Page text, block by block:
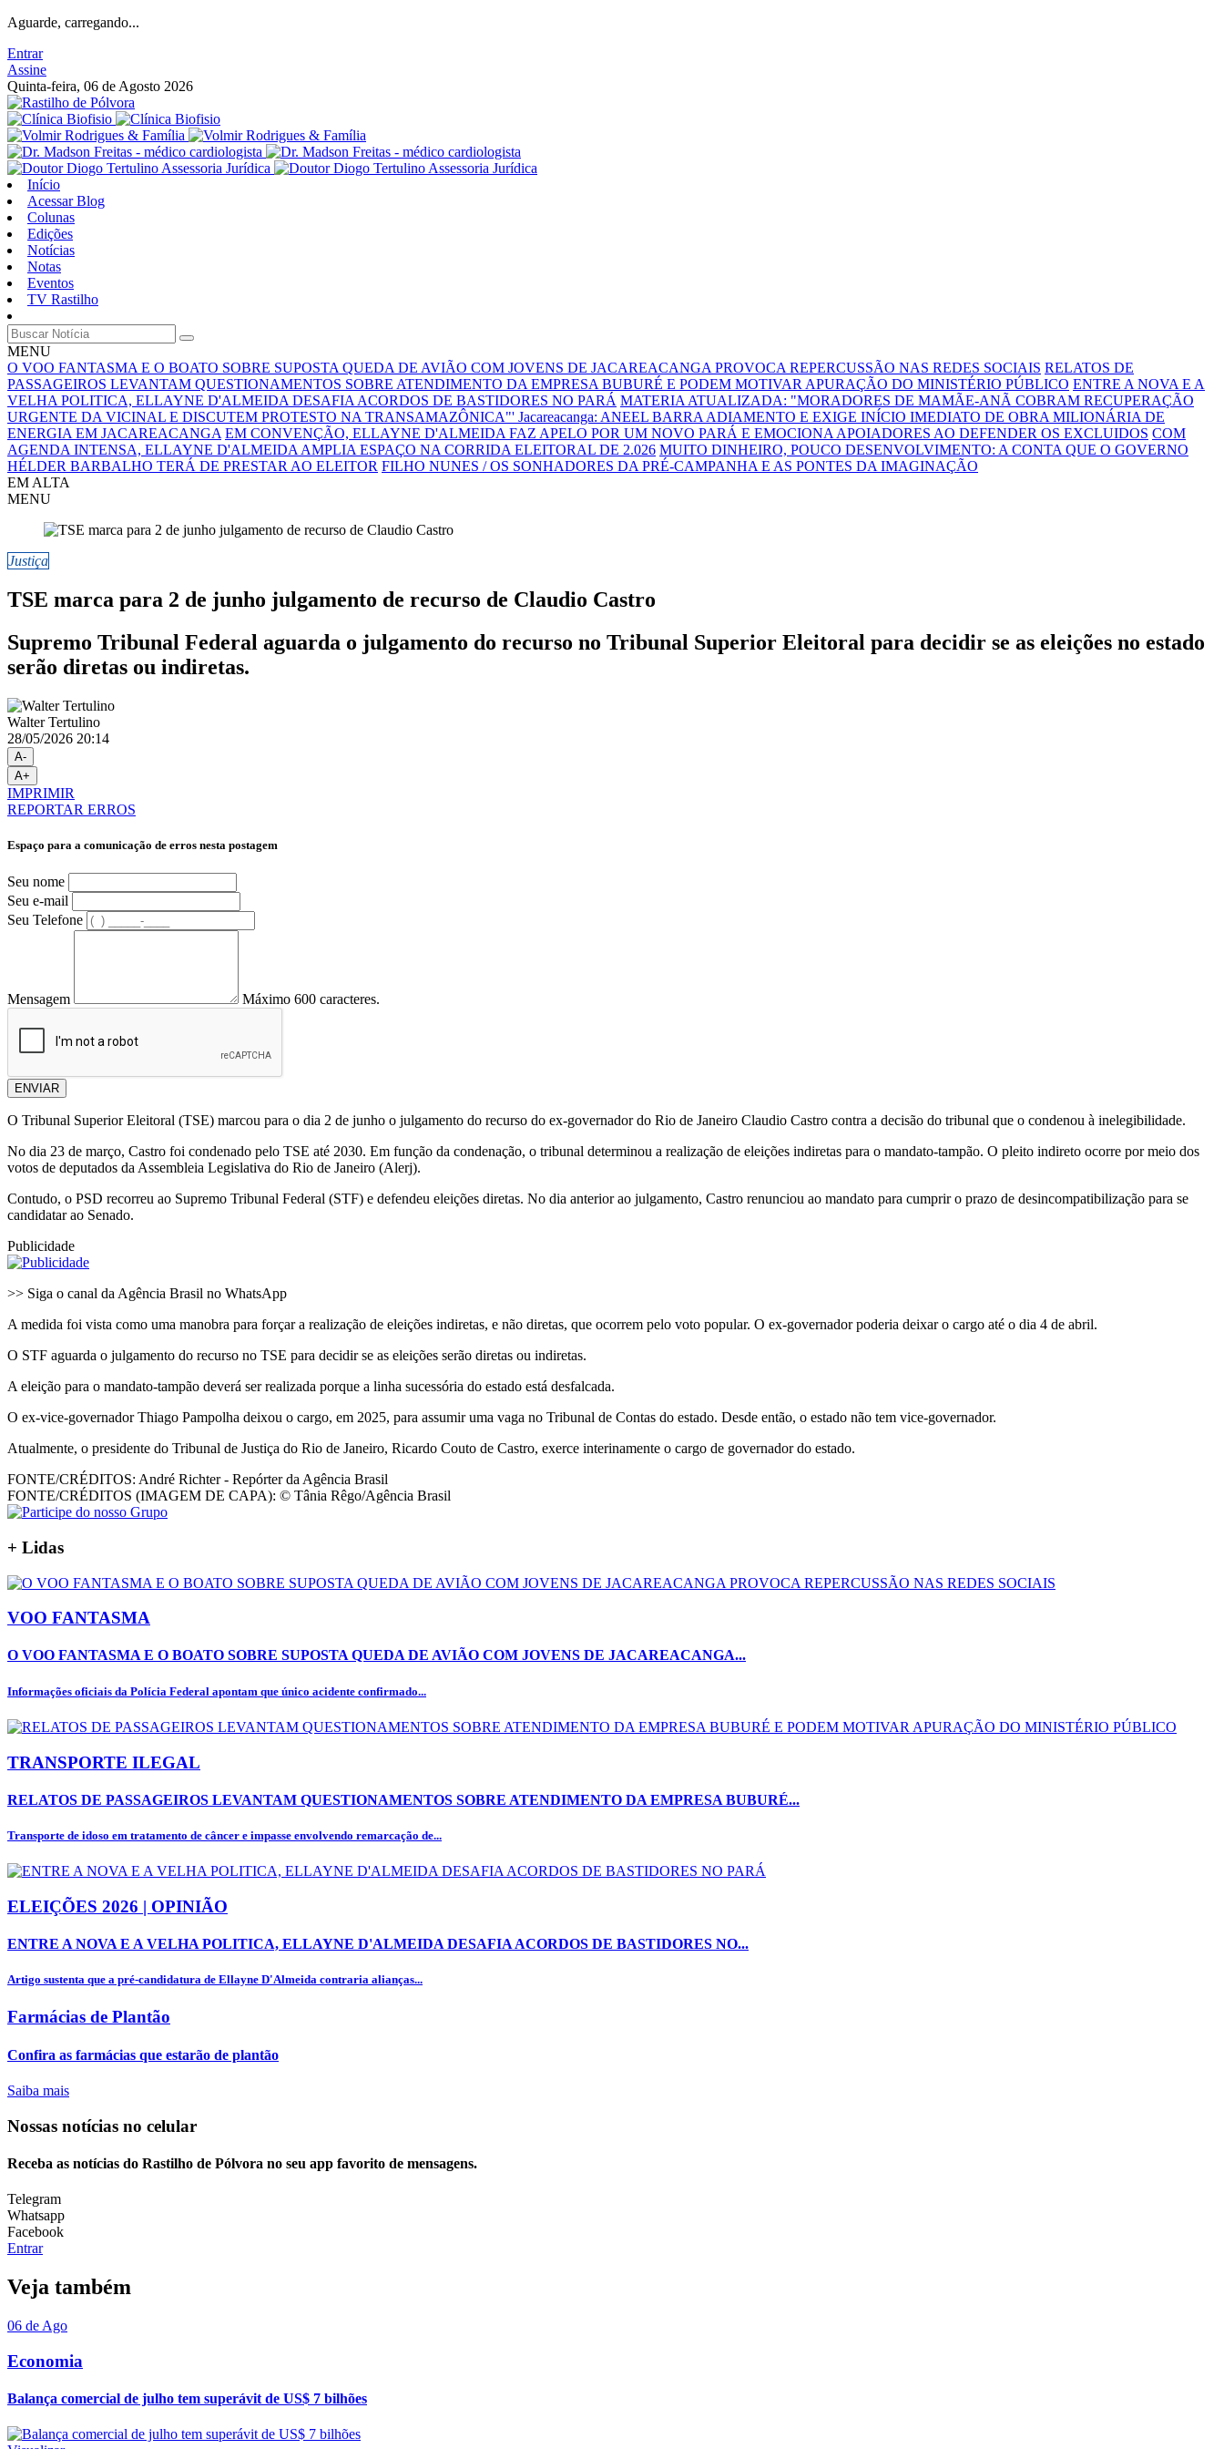
Aguarde, carregando...
Entrar
Assine
Quinta-feira, 06 de Agosto 2026
Início
Acessar Blog
Colunas
Edições
Notícias
Notas
Eventos
TV Rastilho
MENU
O VOO FANTASMA E O BOATO SOBRE SUPOSTA QUEDA DE AVIÃO COM JOVENS DE JACAREACANGA PROVOCA REPERCUSSÃO NAS REDES SOCIAIS RELATOS DE
PASSAGEIROS LEVANTAM QUESTIONAMENTOS SOBRE ATENDIMENTO DA EMPRESA BUBURÉ E PODEM MOTIVAR APURAÇÃO DO MINISTÉRIO PÚBLICO ENTRE A NOVA E A
VELHA POLITICA, ELLAYNE D'ALMEIDA DESAFIA ACORDOS DE BASTIDORES NO PARÁ MATERIA ATUALIZADA: "MORADORES DE MAMÃE-ANÃ COBRAM RECUPERAÇÃO
URGENTE DA VICINAL E DISCUTEM PROTESTO NA TRANSAMAZÔNICA"' Jacareacanga: ANEEL BARRA ADIAMENTO E EXIGE INÍCIO IMEDIATO DE OBRA MILIONÁRIA DE
ENERGIA EM JACAREACANGA EM CONVENÇÃO, ELLAYNE D'ALMEIDA FAZ APELO POR UM NOVO PARÁ E EMOCIONA APOIADORES AO DEFENDER OS EXCLUIDOS COM
AGENDA INTENSA, ELLAYNE D'ALMEIDA AMPLIA ESPAÇO NA CORRIDA ELEITORAL DE 2.026 MUITO DINHEIRO, POUCO DESENVOLVIMENTO: A CONTA QUE O GOVERNO
HÉLDER BARBALHO TERÁ DE PRESTAR AO ELEITOR FILHO NUNES / OS SONHADORES DA PRÉ-CAMPANHA E AS PONTES DA IMAGINAÇÃO
EM ALTA
MENU
Justiça
TSE marca para 2 de junho julgamento de recurso de Claudio Castro
Supremo Tribunal Federal aguarda o julgamento do recurso no Tribunal Superior Eleitoral para decidir se as eleições no estado
serão diretas ou indiretas.
Walter Tertulino
28/05/2026 20:14
A-
A+
IMPRIMIR
REPORTAR ERROS
Espaço para a comunicação de erros nesta postagem
Seu nome
Seu e-mail
Seu Telefone
Mensagem Máximo 600 caracteres.
ENVIAR
O Tribunal Superior Eleitoral (TSE) marcou para o dia 2 de junho o julgamento do recurso do ex-governador do Rio de Janeiro Claudio Castro contra a decisão do tribunal que o condenou à inelegibilidade.
No dia 23 de março, Castro foi condenado pelo TSE até 2030. Em função da condenação, o tribunal determinou a realização de eleições indiretas para o mandato-tampão. O pleito indireto ocorre por meio dos
votos de deputados da Assembleia Legislativa do Rio de Janeiro (Alerj).
Contudo, o PSD recorreu ao Supremo Tribunal Federal (STF) e defendeu eleições diretas. No dia anterior ao julgamento, Castro renunciou ao mandato para cumprir o prazo de desincompatibilização para se
candidatar ao Senado.
Publicidade
>> Siga o canal da Agência Brasil no WhatsApp
A medida foi vista como uma manobra para forçar a realização de eleições indiretas, e não diretas, que ocorrem pelo voto popular. O ex-governador poderia deixar o cargo até o dia 4 de abril.
O STF aguarda o julgamento do recurso no TSE para decidir se as eleições serão diretas ou indiretas.
A eleição para o mandato-tampão deverá ser realizada porque a linha sucessória do estado está desfalcada.
O ex-vice-governador Thiago Pampolha deixou o cargo, em 2025, para assumir uma vaga no Tribunal de Contas do estado. Desde então, o estado não tem vice-governador.
Atualmente, o presidente do Tribunal de Justiça do Rio de Janeiro, Ricardo Couto de Castro, exerce interinamente o cargo de governador do estado.
FONTE/CRÉDITOS: André Richter - Repórter da Agência Brasil
FONTE/CRÉDITOS (IMAGEM DE CAPA): © Tânia Rêgo/Agência Brasil
+ Lidas
VOO FANTASMA
O VOO FANTASMA E O BOATO SOBRE SUPOSTA QUEDA DE AVIÃO COM JOVENS DE JACAREACANGA...
Informações oficiais da Polícia Federal apontam que único acidente confirmado...
TRANSPORTE ILEGAL
RELATOS DE PASSAGEIROS LEVANTAM QUESTIONAMENTOS SOBRE ATENDIMENTO DA EMPRESA BUBURÉ...
Transporte de idoso em tratamento de câncer e impasse envolvendo remarcação de...
ELEIÇÕES 2026 | OPINIÃO
ENTRE A NOVA E A VELHA POLITICA, ELLAYNE D'ALMEIDA DESAFIA ACORDOS DE BASTIDORES NO...
Artigo sustenta que a pré-candidatura de Ellayne D'Almeida contraria alianças...
Farmácias de Plantão
Confira as farmácias que estarão de plantão
Saiba mais
Nossas notícias no celular
Receba as notícias do Rastilho de Pólvora no seu app favorito de mensagens.
Telegram
Whatsapp
Facebook
Entrar
Veja também
06 de Ago
Economia
Balança comercial de julho tem superávit de US$ 7 bilhões